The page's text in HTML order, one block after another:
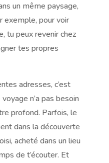
un même paysage,
exemple, pour voir
tu peux revenir chez
tes propres
adresses, c’est
n’a pas besoin
profond. Parfois, le
dans la découverte
acheté dans un lieu
de t’écouter. Et